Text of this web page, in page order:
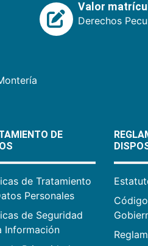
Valor
Derechos
DE
de Tratamiento
Personales
de Seguridad
Información